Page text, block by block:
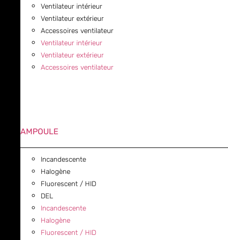
Ventilateur intérieur
Ventilateur extérieur
Accessoires ventilateur
Ventilateur intérieur
Ventilateur extérieur
Accessoires ventilateur
AMPOULE
Incandescente
Halogène
Fluorescent / HID
DEL
Incandescente
Halogène
Fluorescent / HID